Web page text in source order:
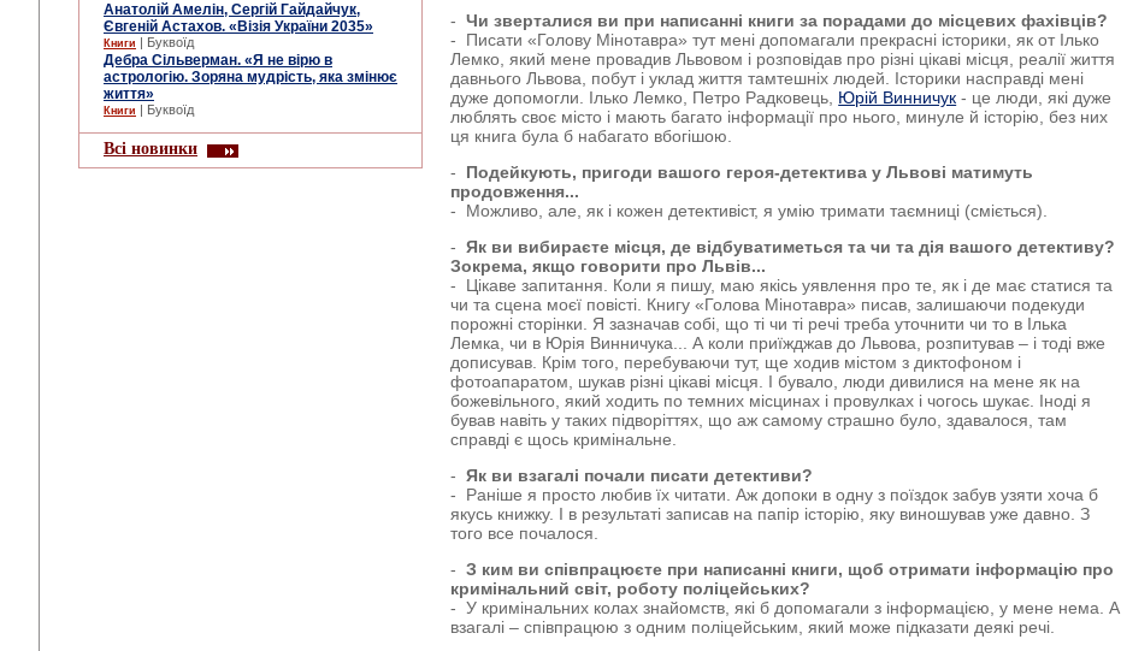
Анатолій Амелін, Сергій Гайдайчук,
Євгеній Астахов. «Візія України 2035»
Книги | Буквоїд
Дебра Сільверман. «Я не вірю в
астрологію. Зоряна мудрість, яка змінює
життя»
Книги | Буквоїд
Всі новинки
-Чи зверталися ви при написанні книги за порадами до місцевих фахівців?
- Писати «Голову Мінотавра» тут мені допомагали прекрасні історики, як от Ілько
Лемко, який мене провадив Львовом і розповідав про різні цікаві місця, реалії життя
давнього Львова, побут і уклад життя тамтешніх людей. Історики насправді мені
дуже допомогли. Ілько Лемко, Петро Радковець, Юрій Винничук - це люди, які дуже
люблять своє місто і мають багато інформації про нього, минуле й історію, без них
ця книга була б набагато вбогішою.
- Подейкують, пригоди вашого героя-детектива у Львові матимуть
продовження...
- Можливо, але, як і кожен детективіст, я умію тримати таємниці (сміється).
-Як ви вибираєте місця, де відбуватиметься та чи та дія вашого детективу?
Зокрема, якщо говорити про Львів...
- Цікаве запитання. Коли я пишу, маю якісь уявлення про те, як і де має статися та
чи та сцена моєї повісті. Книгу «Голова Мінотавра» писав, залишаючи подекуди
порожні сторінки. Я зазначав собі, що ті чи ті речі треба уточнити чи то в Ілька
Лемка, чи в Юрія Винничука... А коли приїжджав до Львова, розпитував – і тоді вже
дописував. Крім того, перебуваючи тут, ще ходив містом з диктофоном і
фотоапаратом, шукав різні цікаві місця. І бувало, люди дивилися на мене як на
божевільного, який ходить по темних місцинах і провулках і чогось шукає. Іноді я
бував навіть у таких підворіттях, що аж самому страшно було, здавалося, там
справді є щось кримінальне.
-Як ви взагалі почали писати детективи?
- Раніше я просто любив їх читати. Аж допоки в одну з поїздок забув узяти хоча б
якусь книжку. І в результаті записав на папір історію, яку виношував уже давно. З
того все почалося.
-З ким ви співпрацюєте при написанні книги, щоб отримати інформацію про
кримінальний світ, роботу поліцейських?
- У кримінальних колах знайомств, які б допомагали з інформацією, у мене нема. А
взагалі – співпрацюю з одним поліцейським, який може підказати деякі речі.